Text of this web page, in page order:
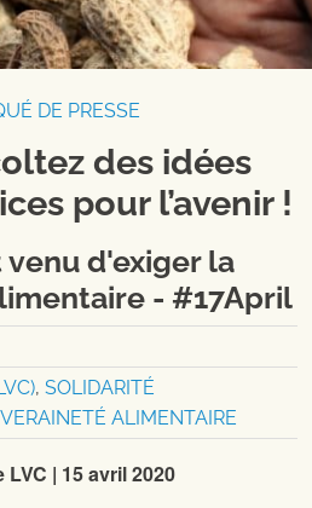
DE PRESSE
des idées
pour l’avenir !
d'exiger la
- #17April
, SOLIDARITÉ
ALIMENTAIRE
| 15 avril 2020